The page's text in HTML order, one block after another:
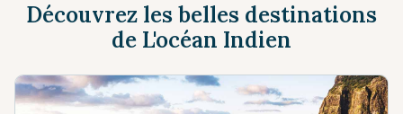
Découvrez les belles destinations
de L'océan Indien